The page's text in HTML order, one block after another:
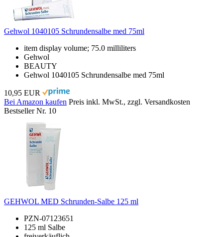
Gehwol 1040105 Schrundensalbe med 75ml
item display volume; 75.0 milliliters
Gehwol
BEAUTY
Gehwol 1040105 Schrundensalbe med 75ml
10,95 EUR
Bei Amazon kaufen Preis inkl. MwSt., zzgl. Versandkosten
Bestseller Nr. 10
GEHWOL MED Schrunden-Salbe 125 ml
PZN-07123651
125 ml Salbe